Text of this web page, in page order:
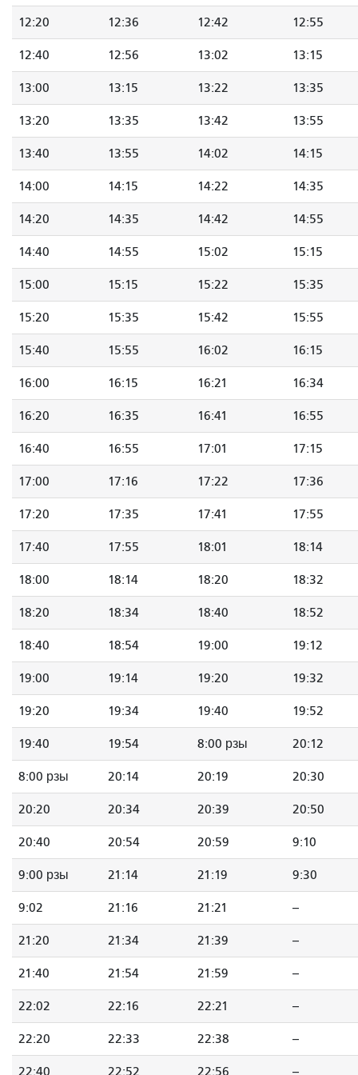
12:20 12:36 12:42 12:55
12:40 12:56 13:02 13:15
13:00 13:15 13:22 13:35
13:20 13:35 13:42 13:55
13:40 13:55 14:02 14:15
14:00 14:15 14:22 14:35
14:20 14:35 14:42 14:55
14:40 14:55 15:02 15:15
15:00 15:15 15:22 15:35
15:20 15:35 15:42 15:55
15:40 15:55 16:02 16:15
16:00 16:15 16:21 16:34
16:20 16:35 16:41 16:55
16:40 16:55 17:01 17:15
17:00 17:16 17:22 17:36
17:20 17:35 17:41 17:55
17:40 17:55 18:01 18:14
18:00 18:14 18:20 18:32
18:20 18:34 18:40 18:52
18:40 18:54 19:00 19:12
19:00 19:14 19:20 19:32
19:20 19:34 19:40 19:52
19:40 19:54 8:00 рзы 20:12
8:00 рзы 20:14 20:19 20:30
20:20 20:34 20:39 20:50
20:40 20:54 20:59 9:10
9:00 рзы 21:14 21:19 9:30
9:02 21:16 21:21 --
21:20 21:34 21:39 --
21:40 21:54 21:59 --
22:02 22:16 22:21 --
22:20 22:33 22:38 --
22:40 22:52 22:56 --